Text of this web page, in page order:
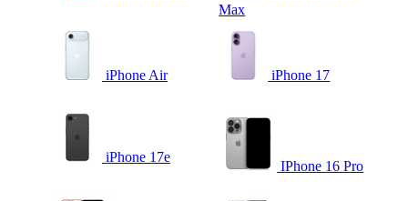
Max
iPhone Air iPhone 17
iPhone 17e
IPhone 16 Pro